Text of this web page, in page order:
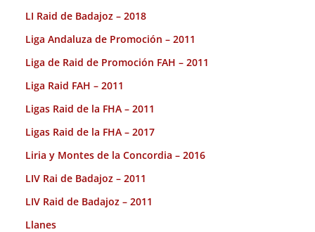
LI Raid de Badajoz – 2018
Liga Andaluza de Promoción – 2011
Liga de Raid de Promoción FAH – 2011
Liga Raid FAH – 2011
Ligas Raid de la FHA – 2011
Ligas Raid de la FHA – 2017
Liria y Montes de la Concordia – 2016
LIV Rai de Badajoz – 2011
LIV Raid de Badajoz – 2011
Llanes